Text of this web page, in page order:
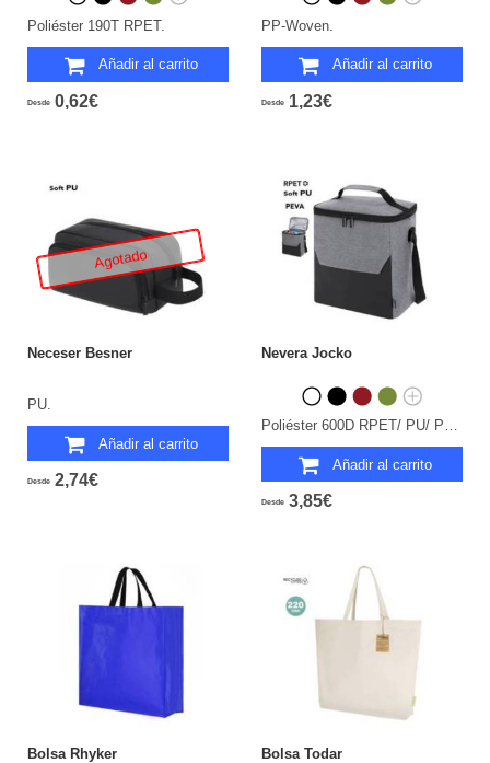
Poliéster 190T RPET.
Añadir al carrito
Desde 0,62€
PP-Woven.
Añadir al carrito
Desde 1,23€
Agotado
Neceser Besner
PU.
Añadir al carrito
Desde 2,74€
Nevera Jocko
Poliéster 600D RPET/ PU/ PEVA.
Añadir al carrito
Desde 3,85€
Bolsa Rhyker Bolsa Todar